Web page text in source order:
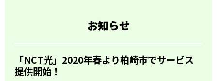
お知らせ
「NCT光」2020年春より柏崎市でサービス
提供開始！